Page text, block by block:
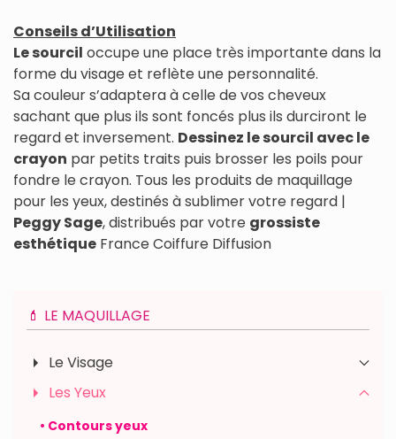
Conseils d’Utilisation
Le sourcil occupe une place très importante dans la
forme du visage et reflète une personnalité.
Sa couleur s’adaptera à celle de vos cheveux
sachant que plus ils sont foncés plus ils durciront le
regard et inversement. Dessinez le sourcil avec le
crayon par petits traits puis brosser les poils pour
fondre le crayon. Tous les produits de maquillage
pour les yeux, destinés à sublimer votre regard |
Peggy Sage, distribués par votre grossiste
esthétique France Coiffure Diffusion
💄 LE MAQUILLAGE
Le Visage
Les Yeux
• Contours yeux